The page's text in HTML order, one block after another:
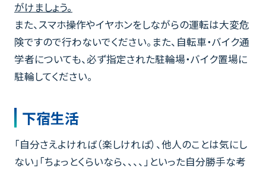
がけましょう。
また、スマホ操作やイヤホンをしながらの運転は大変危
険ですので行わないでください。また、自転車・バイク通
学者についても、必ず指定された駐輪場・バイク置場に
駐輪してください。
下宿生活
「自分さえよければ（楽しければ）、他人のことは気にし
ない」「ちょっとくらいなら、、、、」といった自分勝手な考